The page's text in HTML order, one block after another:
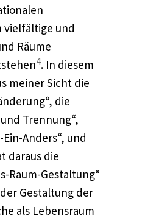
vielfältige und
Räume
4. In diesem
meiner Sicht die
die
Trennung“,
Anders“, und
daraus die
Raum-Gestaltung“
Gestaltung der
als Lebensraum